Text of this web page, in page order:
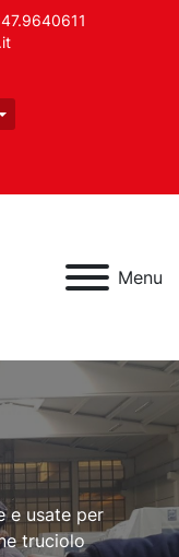
Menu
e usate per
truciolo